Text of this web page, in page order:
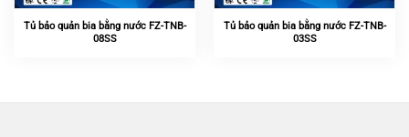
Tủ bảo quản bia bằng nước FZ-TNB-
08SS
Tủ bảo quản bia bằng nước FZ-TNB-
03SS